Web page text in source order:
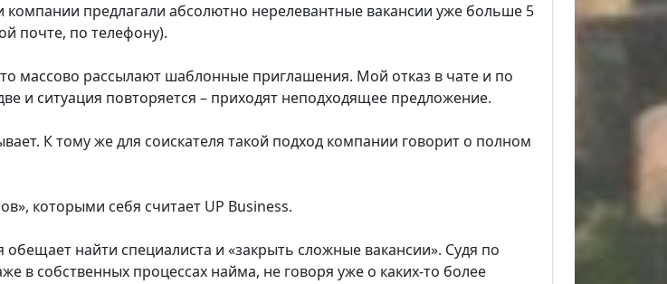
предлагали абсолютно нерелевантные вакансии уже больше 5
почте, по телефону).
массово рассылают шаблонные приглашения. Мой отказ в чате и по
и ситуация повторяется – приходят неподходящее предложение.
К тому же для соискателя такой подход компании говорит о полном
которыми себя считает UP Business.
найти специалиста и «закрыть сложные вакансии». Судя по
в собственных процессах найма, не говоря уже о каких-то более